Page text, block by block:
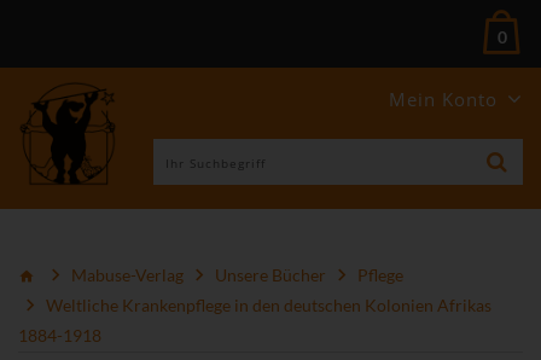
Mein Konto
0
Mabuse-Verlag Unsere Bücher
Pflege
Weltliche Krankenpflege in den deutschen Kolonien Afrikas
1884-1918